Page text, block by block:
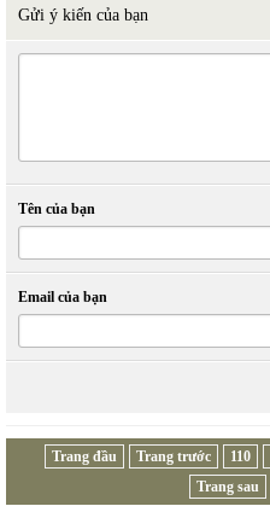
Gửi ý kiến của bạn
Tên của bạn
Email của bạn
Trang đầu Trang trước 110
Trang sau